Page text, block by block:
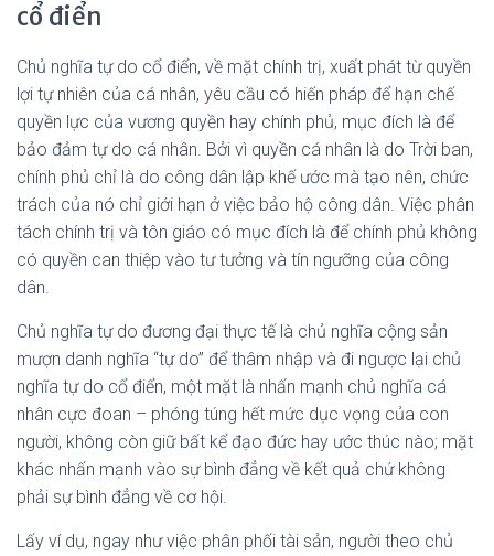
cổ điển
Chủ nghĩa tự do cổ điển, về mặt chính trị, xuất phát từ quyền
lợi tự nhiên của cá nhân, yêu cầu có hiến pháp để hạn chế
quyền lực của vương quyền hay chính phủ, mục đích là để
bảo đảm tự do cá nhân. Bởi vì quyền cá nhân là do Trời ban,
chính phủ chỉ là do công dân lập khế ước mà tạo nên, chức
trách của nó chỉ giới hạn ở việc bảo hộ công dân. Việc phân
tách chính trị và tôn giáo có mục đích là để chính phủ không
có quyền can thiệp vào tư tưởng và tín ngưỡng của công
dân.
Chủ nghĩa tự do đương đại thực tế là chủ nghĩa cộng sản
mượn danh nghĩa “tự do” để thâm nhập và đi ngược lại chủ
nghĩa tự do cổ điển, một mặt là nhấn mạnh chủ nghĩa cá
nhân cực đoan – phóng túng hết mức dục vọng của con
người, không còn giữ bất kể đạo đức hay ước thúc nào; mặt
khác nhấn mạnh vào sự bình đẳng về kết quả chứ không
phải sự bình đẳng về cơ hội.
Lấy ví dụ, ngay như việc phân phối tài sản, người theo chủ